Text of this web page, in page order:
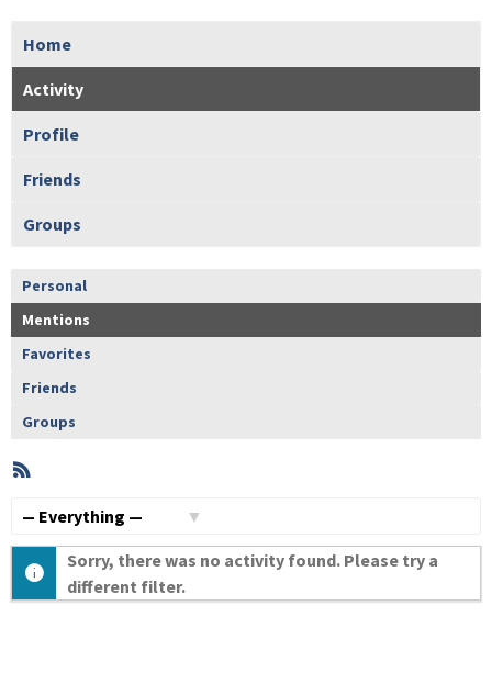
Home
Activity
Profile
Friends
Groups
Personal
Mentions
Favorites
Friends
Groups
Member
Activities
Sorry, there was no activity found. Please try a
different filter.